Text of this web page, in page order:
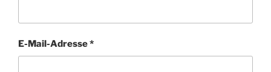
E-Mail-Adresse*